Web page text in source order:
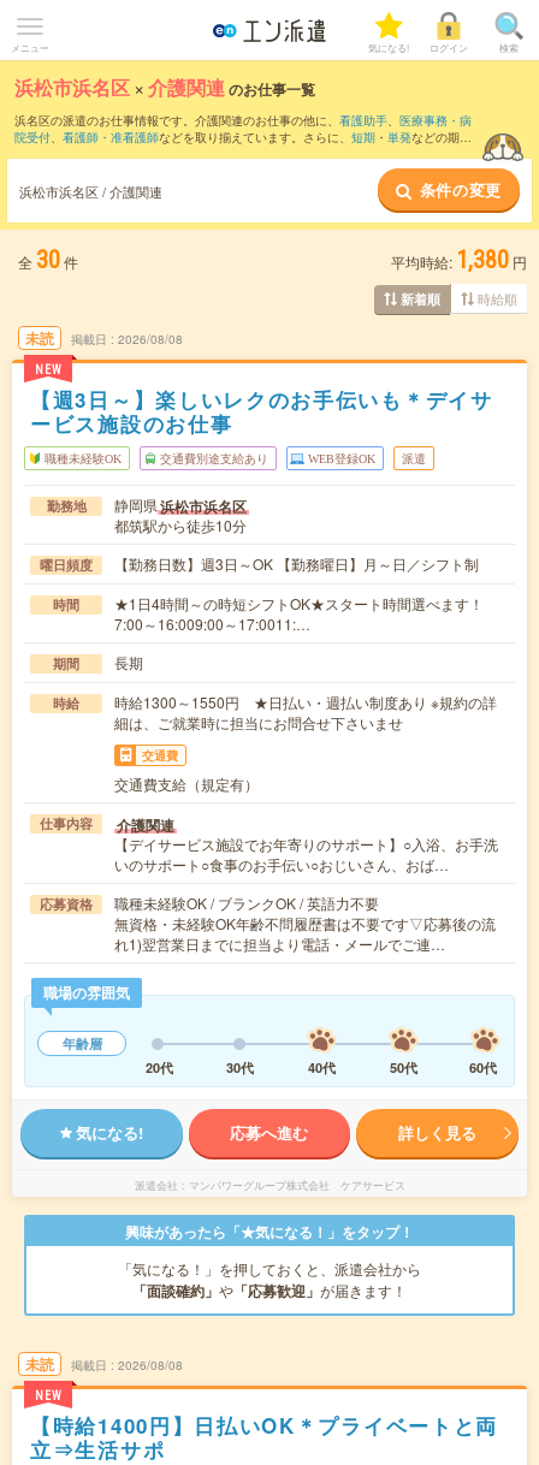
メニュー 気になる! ログイン 検索
浜松市浜名区 ×介護関連のお仕事一覧
浜名区の派遣のお仕事情報です。介護関連のお仕事の他に、 看護助手、 医療事務・病
院受付、 看護師・准看護師などを取り揃えています。さらに、 短期 ・ 単発などの期間
浜松市浜名区 / 介護関連 条件の変更
全 30件 平均時給: 1,380 円
新着順 時給順
未読
NEW
掲載日 2026/08/08
【週3日～】楽しいレクのお手伝いも＊デイサ
ービス施設のお仕事
職種未経験OK 交通費別途支給あり WEB登録OK 派遣
勤務地 静岡県浜松市浜名区
都筑駅から徒歩10分
曜日頻度 【勤務日数】週3日～OK 【勤務曜日】月～日／シフト制
時間
★1日4時間～の時短シフトOK★スタート時間選べます！
7:00～16:009:00～17:0011:…
期間 長期
時給
時給1300～1550円 ★日払い・週払い制度あり ※規約の詳
細は、ご就業時に担当にお問合せ下さいませ
交通費
交通費支給（規定有）
仕事内容 介護関連
【デイサービス施設でお年寄りのサポート】○入浴、お手洗
いのサポート○食事のお手伝い○おじいさん、おば…
応募資格
職種未経験OK / ブランクOK / 英語力不要
無資格・未経験OK年齢不問履歴書は不要です▽応募後の流
れ1)翌営業日までに担当より電話・メールでご連…
職場の雰囲気
年齢層
20代
30代 40代 50代 60代
気になる! 応募へ進む 詳しく見る
派遣会社 マンパワーグループ株式会社 ケアサービス
興味があったら「★気になる！」をタップ！
「気になる！」を押しておくと、派遣会社から
「面談確約」 や 「応募歓迎」 が届きます！
未読
NEW
掲載日 2026/08/08
【時給1400円】日払いOK＊プライベートと両
立⇒生活サポ